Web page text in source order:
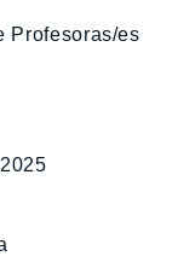
Profesoras/es